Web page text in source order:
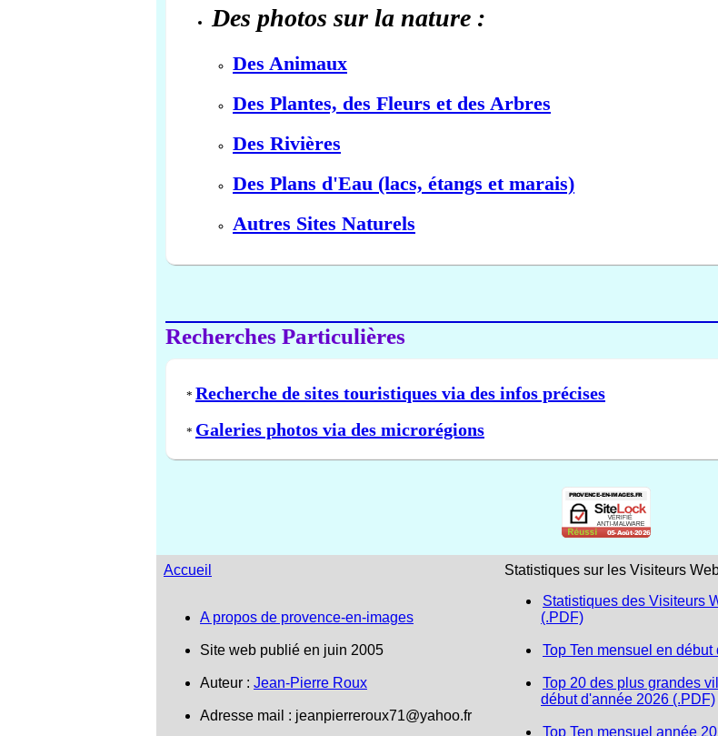
Des photos sur la nature :
Des Animaux
Des Plantes, des Fleurs et des Arbres
Des Rivières
Des Plans d'Eau (lacs, étangs et marais)
Autres Sites Naturels
Recherches Particulières
* Recherche de sites touristiques via des infos précises
* Galeries photos via des microrégions
Accueil
A propos de provence-en-images
Site web publié en juin 2005
Auteur : Jean-Pierre Roux
Adresse mail : jeanpierreroux71@yahoo.fr
Statistiques sur les Visiteurs
Statistiques des Visiteurs
(.PDF)
Top Ten mensuel en
Top 20 des plus grandes
début d'année 2026 (.PDF)
Top Ten mensuel année